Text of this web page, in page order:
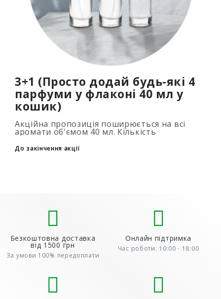
3+1 (Просто додай будь-які 4
парфуми у флаконі 40 мл у
кошик)
Акційна пропозиція поширюється на всі
аромати об'ємом 40 мл. Кількість
подарункових парфумів не обмежена (3+1,
6+2, 9+3) Для того, щоб скористатися акцією,
до..
До закінчення акції
Безкоштовна доставка
від 1500 грн
За умови 100% передоплати
Онлайн підтримка
Час роботи: 10:00 - 18:00